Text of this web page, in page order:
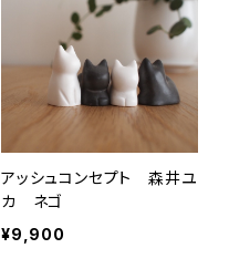
アッシュコンセプト 森井ユ
カ ネゴ
¥9,900